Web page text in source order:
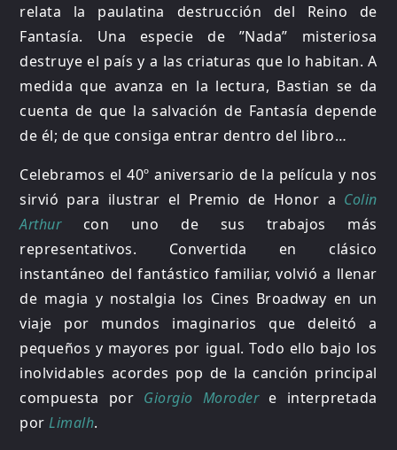
relata la paulatina destrucción del Reino de
Fantasía. Una especie de ”Nada” misteriosa
destruye el país y a las criaturas que lo habitan. A
medida que avanza en la lectura, Bastian se da
cuenta de que la salvación de Fantasía depende
de él; de que consiga entrar dentro del libro…
Celebramos el 40º aniversario de la película y nos
sirvió para ilustrar el Premio de Honor a Colin
Arthurcon uno de sus trabajos más
representativos. Convertida en clásico
instantáneo del fantástico familiar, volvió a llenar
de magia y nostalgia los Cines Broadway en un
viaje por mundos imaginarios que deleitó a
pequeños y mayores por igual. Todo ello bajo los
inolvidables acordes pop de la canción principal
compuesta por Giorgio Morodere interpretada
porLimalh.